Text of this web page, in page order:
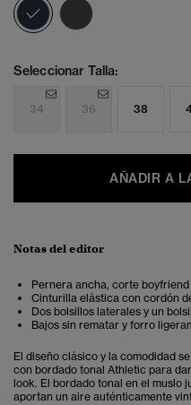
seleccionado
Seleccionar Talla:
34 36 38
AÑADIR A
Notas del editor
Pernera ancha, corte boyfriend
Cinturilla elástica con cordón
Dos bolsillos laterales y un
Bajos sin rematar y forro
El diseño clásico y la comodidad
con bordado tonal Athletic para
look. El bordado tonal en el muslo
aportan un aire auténticamente